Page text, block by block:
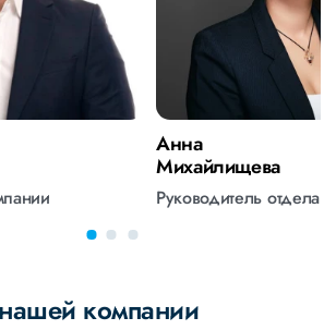
Анна
Михайлищева
Руководитель отдела
компании